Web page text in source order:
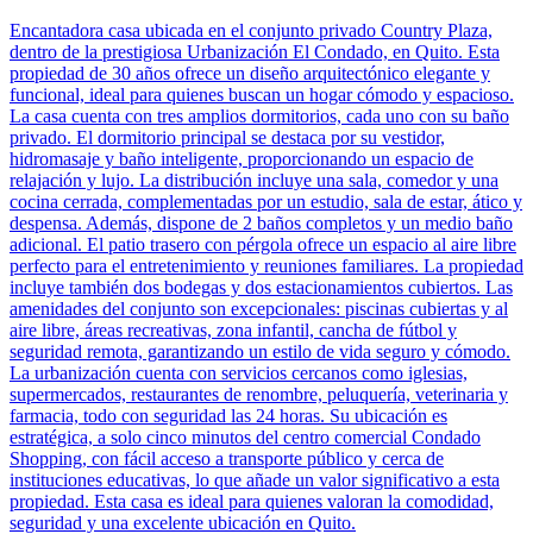
Encantadora casa ubicada en el conjunto privado Country Plaza,
dentro de la prestigiosa Urbanización El Condado, en Quito. Esta
propiedad de 30 años ofrece un diseño arquitectónico elegante y
funcional, ideal para quienes buscan un hogar cómodo y espacioso.
La casa cuenta con tres amplios dormitorios, cada uno con su baño
privado. El dormitorio principal se destaca por su vestidor,
hidromasaje y baño inteligente, proporcionando un espacio de
relajación y lujo. La distribución incluye una sala, comedor y una
cocina cerrada, complementadas por un estudio, sala de estar, ático y
despensa. Además, dispone de 2 baños completos y un medio baño
adicional. El patio trasero con pérgola ofrece un espacio al aire libre
perfecto para el entretenimiento y reuniones familiares. La propiedad
incluye también dos bodegas y dos estacionamientos cubiertos. Las
amenidades del conjunto son excepcionales: piscinas cubiertas y al
aire libre, áreas recreativas, zona infantil, cancha de fútbol y
seguridad remota, garantizando un estilo de vida seguro y cómodo.
La urbanización cuenta con servicios cercanos como iglesias,
supermercados, restaurantes de renombre, peluquería, veterinaria y
farmacia, todo con seguridad las 24 horas. Su ubicación es
estratégica, a solo cinco minutos del centro comercial Condado
Shopping, con fácil acceso a transporte público y cerca de
instituciones educativas, lo que añade un valor significativo a esta
propiedad. Esta casa es ideal para quienes valoran la comodidad,
seguridad y una excelente ubicación en Quito.